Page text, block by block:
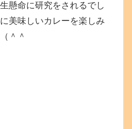
懸命に研究をされるでし
美味しいカレーを楽しみ
＾＾